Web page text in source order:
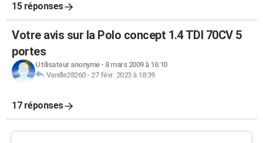
15 réponses
Votre avis sur la Polo concept 1.4 TDI 70CV 5
portes
Utilisateur anonyme- 8 mars 2009 à 16:10
Vanille28260- 27 févr. 2023 à 18:39
17 réponses